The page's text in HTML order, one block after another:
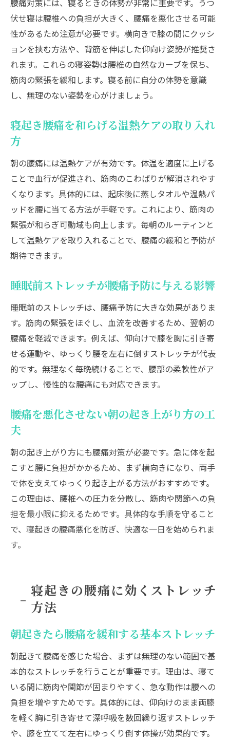
腰痛対策には、寝るときの体勢が非常に重要です。うつ
伏せ寝は腰椎への負担が大きく、腰痛を悪化させる可能
性があるため注意が必要です。横向きで膝の間にクッシ
ョンを挟む方法や、背筋を伸ばした仰向け姿勢が推奨さ
れます。これらの寝姿勢は腰椎の自然なカーブを保ち、
筋肉の緊張を緩和します。寝る前に自分の体勢を意識
し、無理のない姿勢を心がけましょう。
寝起き腰痛を和らげる温熱ケアの取り入れ
方
朝の腰痛には温熱ケアが有効です。体温を適度に上げる
ことで血行が促進され、筋肉のこわばりが解消されやす
くなります。具体的には、起床後に蒸しタオルや温熱パ
ッドを腰に当てる方法が手軽です。これにより、筋肉の
緊張が和らぎ可動域も向上します。毎朝のルーティンと
して温熱ケアを取り入れることで、腰痛の緩和と予防が
期待できます。
睡眠前ストレッチが腰痛予防に与える影響
睡眠前のストレッチは、腰痛予防に大きな効果がありま
す。筋肉の緊張をほぐし、血流を改善するため、翌朝の
腰痛を軽減できます。例えば、仰向けで膝を胸に引き寄
せる運動や、ゆっくり腰を左右に倒すストレッチが代表
的です。無理なく毎晩続けることで、腰部の柔軟性がア
ップし、慢性的な腰痛にも対応できます。
腰痛を悪化させない朝の起き上がり方の工
夫
朝の起き上がり方にも腰痛対策が必要です。急に体を起
こすと腰に負担がかかるため、まず横向きになり、両手
で体を支えてゆっくり起き上がる方法がおすすめです。
この理由は、腰椎への圧力を分散し、筋肉や関節への負
担を最小限に抑えるためです。具体的な手順を守ること
で、寝起きの腰痛悪化を防ぎ、快適な一日を始められま
す。
寝起きの腰痛に効くストレッチ
方法
朝起きたら腰痛を緩和する基本ストレッチ
朝起きて腰痛を感じた場合、まずは無理のない範囲で基
本的なストレッチを行うことが重要です。理由は、寝て
いる間に筋肉や関節が固まりやすく、急な動作は腰への
負担を増やすためです。具体的には、仰向けのまま両膝
を軽く胸に引き寄せて深呼吸を数回繰り返すストレッチ
や、膝を立てて左右にゆっくり倒す体操が効果的です。